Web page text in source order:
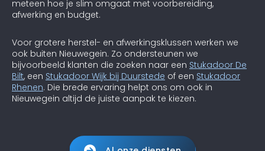
meteen hoe je slim omgaat met voorbereiding,
afwerking en budget.
Voor grotere herstel- en afwerkingsklussen werken we
ook buiten Nieuwegein. Zo ondersteunen we
bijvoorbeeld klanten die zoeken naar een Stukadoor De
Bilt, een Stukadoor Wijk bij Duurstede of een Stukadoor
Rhenen. Die brede ervaring helpt ons om ook in
Nieuwegein altijd de juiste aanpak te kiezen.